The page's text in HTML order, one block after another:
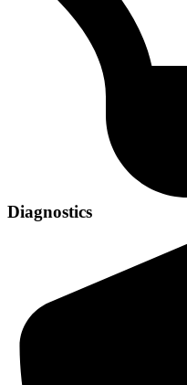
Diagnostics